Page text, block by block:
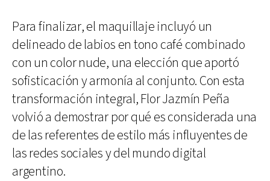
Para finalizar, el maquillaje incluyó un
delineado de labios en tono café combinado
con un color nude, una elección que aportó
sofisticación y armonía al conjunto. Con esta
transformación integral, Flor Jazmín Peña
volvió a demostrar por qué es considerada una
de las referentes de estilo más influyentes de
las redes sociales y del mundo digital
argentino.